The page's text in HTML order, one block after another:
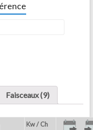
Faisceaux (9)
Kw / Ch